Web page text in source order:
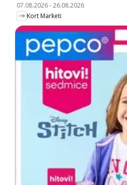
07.08.2026-26.08.2026
Kort Marketi